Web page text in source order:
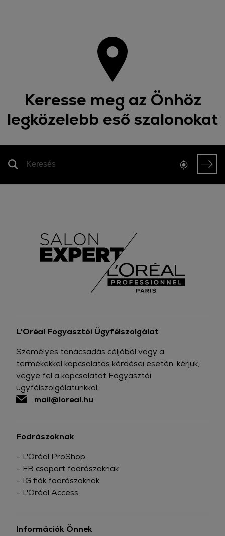
Keresse meg az Önhöz
legközelebb eső szalonokat
L'Oréal Fogyasztói Ügyfélszolgálat
Személyes tanácsadás céljából vagy a
termékekkel kapcsolatos kérdései esetén, kérjük,
vegye fel a kapcsolatot Fogyasztói
ügyfélszolgálatunkkal.
mail@loreal.hu
Fodrászoknak
L'Oréal ProShop
FB csoport fodrászoknak
IG fiók fodrászoknak
L'Oréal Access
Információk Önnek